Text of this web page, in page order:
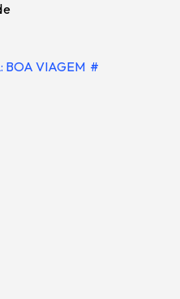
BOA VIAGEM #